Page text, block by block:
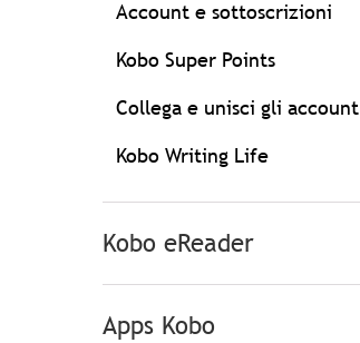
Account e sottoscrizioni
Kobo Super Points
Collega e unisci gli account
Kobo Writing Life
Kobo eReader
Apps Kobo